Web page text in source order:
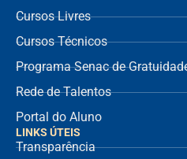
Cursos Livres
Cursos Técnicos
Programa Senac de
Rede de Talentos
Portal do Aluno
LINKS ÚTEIS
Transparência